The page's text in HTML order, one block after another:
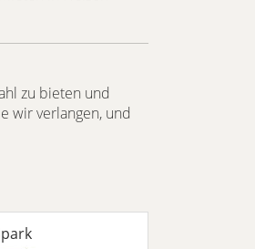
zu bieten und
wir verlangen, und